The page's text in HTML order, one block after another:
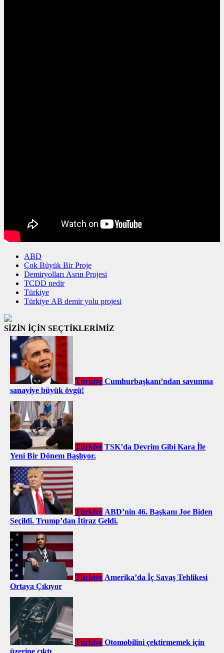
ABD
Çok Büyük Bir Proje
Demiryolları Asrın Projesi
TCDD nedir
Türkiye
Türkiye AB demir yolu projesi
SİZİN İÇİN SEÇTİKLERİMİZ
Türkiye Cumhurbaşkanı’ndan savunma
sanayiye büyük övgü!
Türkiye TSK’da Devrim Gibi Kara İle
Yeni Bir Dönem Başlıyor.
Türkiye ABD’nin 46. Başkanı Joe Biden
Seçildi. Trump’dan İtiraz Geldi.
Türkiye Amerika’da İç Savaş Tehlikesi
Ortaya Çıkıyor
Türkiye Otomobilini çektirmemek için